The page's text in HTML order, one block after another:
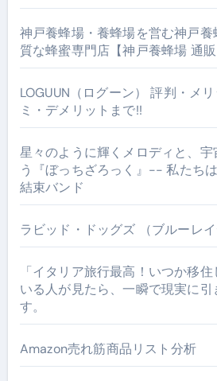
神戸養蜂場・養蜂場を営む神戸
質な蜂蜜専門店【神戸養蜂場 通販
LOGUUN（ログーン） 評判・メ
ミ・デメリットまで!!
星々のように輝くメロディと、
う『ぼっちざろっく』-- 私たち
結束バンド
ラビッド・ドッグズ （ブルーレイ
「イタリア旅行最高！いつか移
いる人が見たら、一瞬で現実に
す。
Amazon売れ筋商品リスト分析